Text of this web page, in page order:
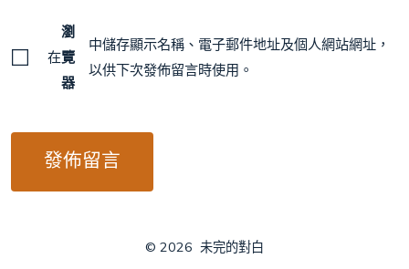
在
瀏
覽
器
中儲存顯示名稱、電子郵件地址及個人網站網址，
以供下次發佈留言時使用。
© 2026 未完的對白